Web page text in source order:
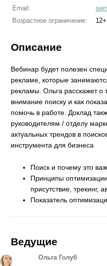
Email:
Возрастное ограничение:
12+
Описание
Вебинар будет полезен
рекламе, которые
рекламы. Ольга расскажет о
внимание поиску и как
помочь в работе. Доклад
руководителям / отделу
актуальных трендов в
инструмента для бизнеса
Поиск и почему это
Принципы
присутствие, трекинг,
Показатель
Ведущие
Ольга Голуб